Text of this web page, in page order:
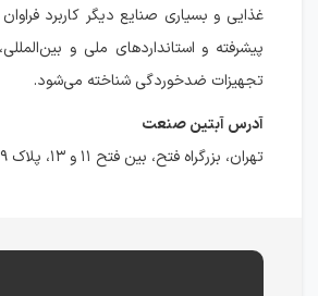
غذایی و بسیاری صنایع دیگر کاربرد
پیشرفته و استانداردهای ملی و
تجهیزات ضدخوردگی شناخته می‌شود.
آدرس آبتین صنعت
تهران، بزرگراه فتح، بين فتح ۱۱ و ۱۳، پلاک ۳۳۹